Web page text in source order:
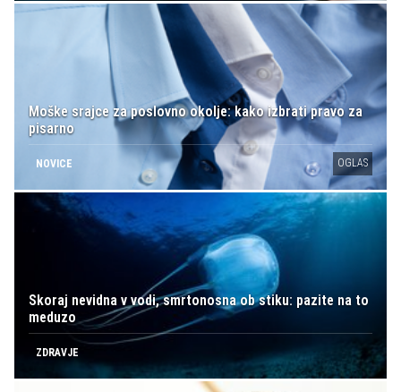
Moške srajce za poslovno okolje: kako izbrati pravo za
pisarno
NOVICE OGLAS
Skoraj nevidna v vodi, smrtonosna ob stiku: pazite na to
meduzo
ZDRAVJE